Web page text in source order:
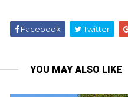
Facebook Twitter
YOU MAY ALSO LIKE